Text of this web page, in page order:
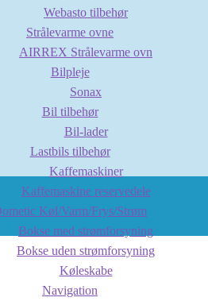
Webasto tilbehør
Strålevarme ovne
AIRREX Strålevarme ovn
Bilpleje
Sonax
Bil tilbehør
Bil-lader
Lastbils tilbehør
Kaffemaskiner
Kaffemaskine reservedele
Køl/Varm/Frys/Strøm
Bokse med strømforsyning
Bokse uden strømforsyning
Køleskabe
Navigation